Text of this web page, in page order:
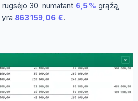
rugsėjo 30, numatant 6,5 % grąžą,
863 159,06 €.